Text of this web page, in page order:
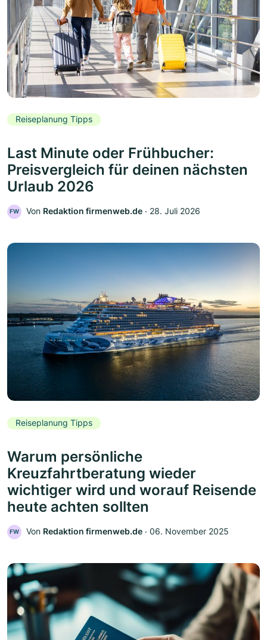
Reiseplanung Tipps
Last Minute oder Frühbucher:
Preisvergleich für deinen nächsten
Urlaub 2026
FW Von Redaktion firmenweb.de ‧ 28. Juli 2026
Reiseplanung Tipps
Warum persönliche
Kreuzfahrtberatung wieder
wichtiger wird und worauf Reisende
heute achten sollten
FW Von Redaktion firmenweb.de ‧ 06. November 2025